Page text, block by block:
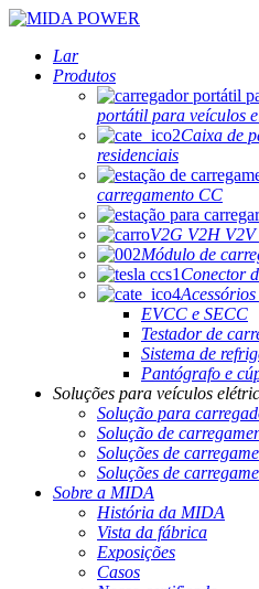
Lar
Produtos
portátil para veículos
Caixa de
residenciais
carregamento CC
V2G V2H V2V
Módulo de
Conector
EVCC e SECC
Testador de
Sistema de
Pantógrafo e
Soluções para veículos
Solução para
Solução de
Soluções de
Soluções de
Sobre a MIDA
História da MIDA
Vista da fábrica
Exposições
Casos